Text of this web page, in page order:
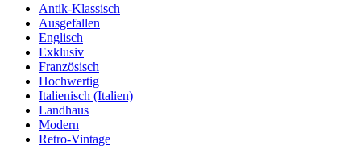
Antik-Klassisch
Ausgefallen
Englisch
Exklusiv
Französisch
Hochwertig
Italienisch (Italien)
Landhaus
Modern
Retro-Vintage